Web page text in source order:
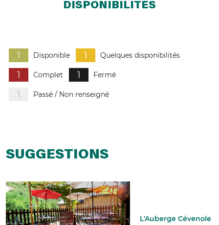
DISPONIBILITÉS
1 Disponible 1 Quelques disponibilités
1 Complet 1 Fermé
1 Passé / Non renseigné
SUGGESTIONS
L'Auberge Cévenole